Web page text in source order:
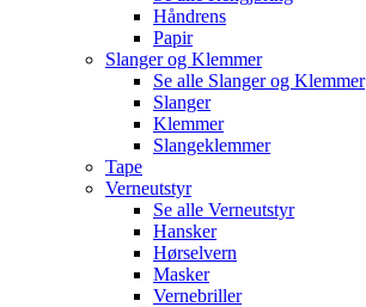
Håndrens
Papir
Slanger og Klemmer
Se alle Slanger og Klemmer
Slanger
Klemmer
Slangeklemmer
Tape
Verneutstyr
Se alle Verneutstyr
Hansker
Hørselvern
Masker
Vernebriller